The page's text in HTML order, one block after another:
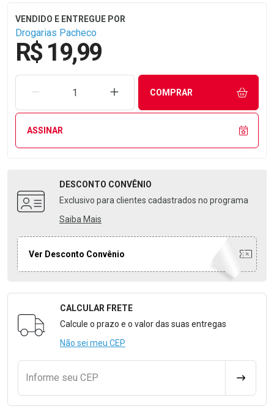
Drogarias Pacheco
R$ 19,99
REMOVER UMA UNIDADEAUMENTAR UMA UNIDADE
COMPRAR
ASSINAR
DESCONTO CONVÊNIO
Exclusivo para clientes cadastrados no programa
Saiba Mais
Ver Desconto Convênio
Formulário para Calcular o Frete
CALCULAR FRETE
Calcule o prazo e o valor das suas entregas
Não sei meu CEP
Informe seu CEP